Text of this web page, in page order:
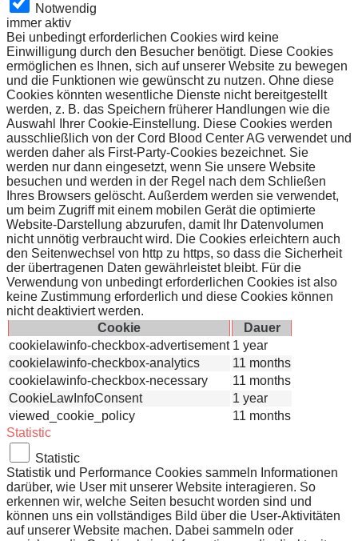
Notwendig
immer aktiv
Bei unbedingt erforderlichen Cookies wird keine
Einwilligung durch den Besucher benötigt. Diese Cookies
ermöglichen es Ihnen, sich auf unserer Website zu bewegen
und die Funktionen wie gewünscht zu nutzen. Ohne diese
Cookies könnten wesentliche Dienste nicht bereitgestellt
werden, z. B. das Speichern früherer Handlungen wie die
Auswahl Ihrer Cookie-Einstellung. Diese Cookies werden
ausschließlich von der Cord Blood Center AG verwendet und
werden daher als First-Party-Cookies bezeichnet. Sie
werden nur dann eingesetzt, wenn Sie unsere Website
besuchen und werden in der Regel nach dem Schließen
Ihres Browsers gelöscht. Außerdem werden sie verwendet,
um beim Zugriff mit einem mobilen Gerät die optimierte
Website-Darstellung abzurufen, damit Ihr Datenvolumen
nicht unnötig verbraucht wird. Die Cookies erleichtern auch
den Seitenwechsel von http zu https, so dass die Sicherheit
der übertragenen Daten gewährleistet bleibt. Für die
Verwendung von unbedingt erforderlichen Cookies ist also
keine Zustimmung erforderlich und diese Cookies können
nicht deaktiviert werden.
Cookie
Dauer
cookielawinfo-checkbox-advertisement 1 year
cookielawinfo-checkbox-analytics
11 months
cookielawinfo-checkbox-necessary
11 months
CookieLawInfoConsent
1 year
viewed_cookie_policy
11 months
Statistic
Statistic
Statistik und Performance Cookies sammeln Informationen
darüber, wie User mit unserer Website interagieren. So
erkennen wir, welche Seiten besucht worden sind und
können uns ein vollständiges Bild über die User-Aktivitäten
auf unserer Website machen. Dabei sammeln oder